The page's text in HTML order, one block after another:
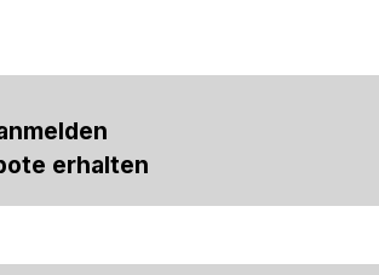
erhalten